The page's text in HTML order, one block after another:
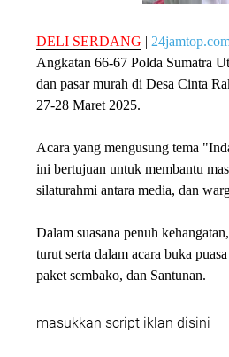
DELI SERDANG |
Angkatan 66-67 Polda Sumatra
dan pasar murah di Desa Cinta
27-28 Maret 2025.
Acara yang mengusung tema
ini bertujuan untuk membantu
silaturahmi antara media, dan
Dalam suasana penuh
turut serta dalam acara buka
paket sembako, dan Santunan.
masukkan script iklan disini